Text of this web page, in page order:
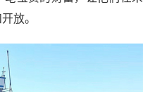
放。